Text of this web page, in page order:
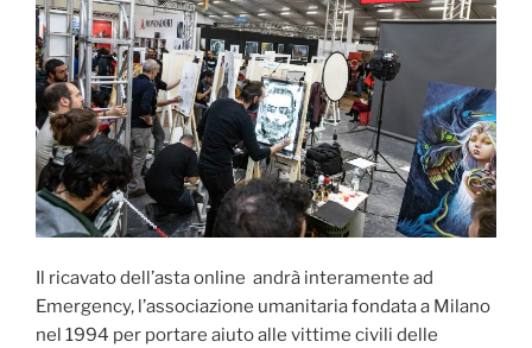
Il ricavato dell’asta online andrà interamente ad
Emergency, l’associazione umanitaria fondata a Milano
nel 1994 per portare aiuto alle vittime civili delle